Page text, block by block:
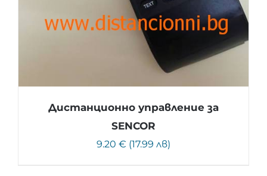
Дистанционно управление за
SENCOR
9.20 € (17.99 лв)